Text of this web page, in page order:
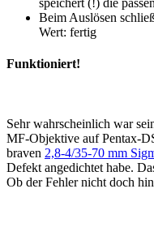
speichert (!) die
Beim Auslösen
Wert: fertig
Funktioniert!
Sehr wahrscheinlich war
MF-Objektive auf Pentax-
braven 2,8-4/35-70 mm
Defekt angedichtet habe.
Ob der Fehler nicht doch